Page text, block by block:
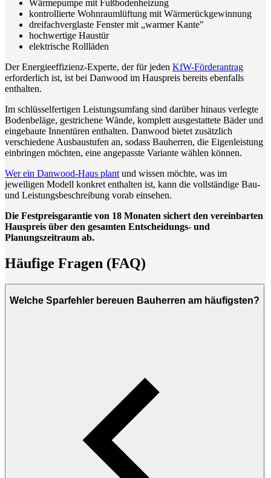
Wärmepumpe mit Fußbodenheizung
kontrollierte Wohnraumlüftung mit Wärmerückgewinnung
dreifachverglaste Fenster mit „warmer Kante"
hochwertige Haustür
elektrische Rollläden
Der Energieeffizienz-Experte, der für jeden KfW-Förderantrag
erforderlich ist, ist bei Danwood im Hauspreis bereits ebenfalls
enthalten.
Im schlüsselfertigen Leistungsumfang sind darüber hinaus verlegte
Bodenbeläge, gestrichene Wände, komplett ausgestattete Bäder und
eingebaute Innentüren enthalten. Danwood bietet zusätzlich
verschiedene Ausbaustufen an, sodass Bauherren, die Eigenleistung
einbringen möchten, eine angepasste Variante wählen können.
Wer ein Danwood-Haus plant und wissen möchte, was im
jeweiligen Modell konkret enthalten ist, kann die vollständige Bau-
und Leistungsbeschreibung vorab einsehen.
Die Festpreisgarantie von 18 Monaten sichert den vereinbarten
Hauspreis über den gesamten Entscheidungs- und
Planungszeitraum ab.
Häufige Fragen (FAQ)
Welche Sparfehler bereuen Bauherren am häufigsten?